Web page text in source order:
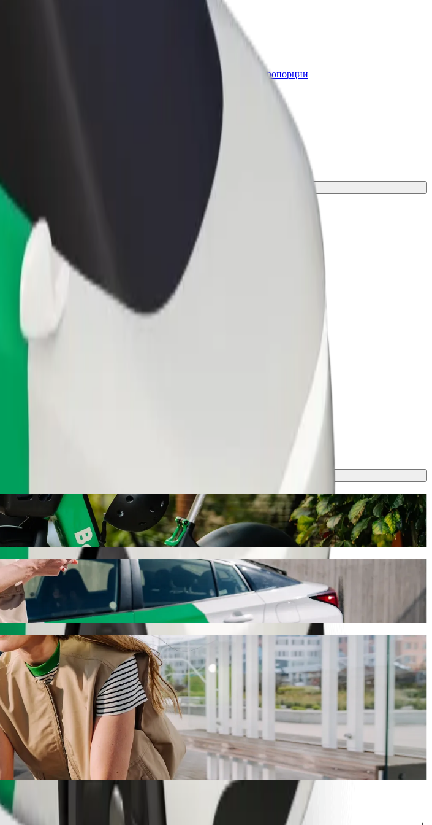
Сервисы Bolt в идеальной пропорции
для нужд вашего бизнеса
идеальное решение для поездки.
приложение
заказав поездку с Bolt
С Bolt эта поездка займёт около 5 мин и обойдётся вам примерно в 5,00 € EUR. Какой бы ни
для инвалидных кресел.
вопросы